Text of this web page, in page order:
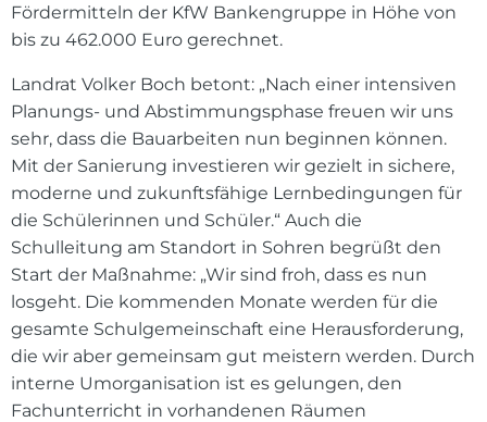
Fördermitteln der KfW Bankengruppe in Höhe von
bis zu 462.000 Euro gerechnet.
Landrat Volker Boch betont: „Nach einer intensiven
Planungs- und Abstimmungsphase freuen wir uns
sehr, dass die Bauarbeiten nun beginnen können.
Mit der Sanierung investieren wir gezielt in sichere,
moderne und zukunftsfähige Lernbedingungen für
die Schülerinnen und Schüler.“ Auch die
Schulleitung am Standort in Sohren begrüßt den
Start der Maßnahme: „Wir sind froh, dass es nun
losgeht. Die kommenden Monate werden für die
gesamte Schulgemeinschaft eine Herausforderung,
die wir aber gemeinsam gut meistern werden. Durch
interne Umorganisation ist es gelungen, den
Fachunterricht in vorhandenen Räumen